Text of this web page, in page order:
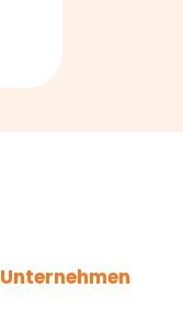
Unternehmen